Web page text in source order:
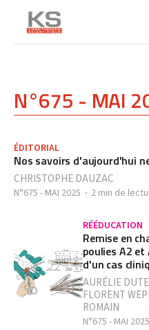
N°675 - MAI
ÉDITORIAL
Nos savoirs d'aujourd'hui
CHRISTOPHE DAUZAC
N°675 - MAI 2025 2 min de
RÉÉDUCATION
Remise en
poulies A2
d'un cas
AURÉLIE
FLORENT
ROMAIN
N°675 - MAI 2025